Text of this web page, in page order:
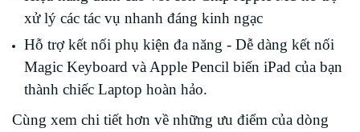
xử lý các tác vụ nhanh đáng kinh ngạc
Hỗ trợ kết nối phụ kiện đa năng - Dễ dàng kết nối
Magic Keyboard và Apple Pencil biến iPad của bạn
thành chiếc Laptop hoàn hảo.
Cùng xem chi tiết hơn về những ưu điểm của dòng